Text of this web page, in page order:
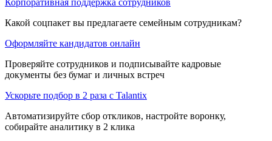
Какой соцпакет вы предлагаете семейным сотрудникам?
Оформляйте кандидатов онлайн
Проверяйте сотрудников и подписывайте кадровые
документы без бумаг и личных встреч
Ускорьте подбор в 2 раза с Talantix
Автоматизируйте сбор откликов, настройте воронку,
собирайте аналитику в 2 клика